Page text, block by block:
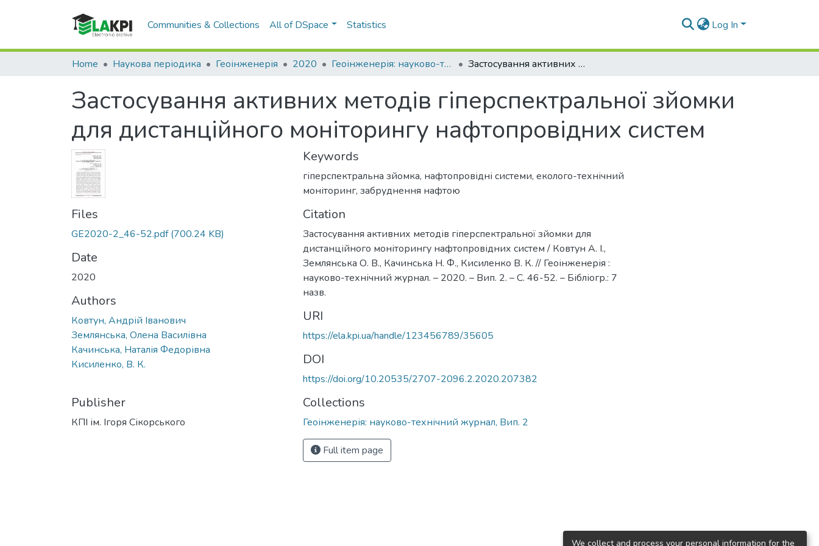
Communities & Collections All of DSpace Statistics Log In
Home Наукова періодика Геоінженерія 2020 Геоінженерія: науково-технічний журнал, Вип. 2 Застосування активних методів гіперспектральної зйомки для дистанційного моніторингу нафтопровідних систем
Застосування активних методів гіперспектральної зйомки
для дистанційного моніторингу нафтопровідних систем
Files
GE2020-2_46-52.pdf(700.24 KB)
Date
2020
Authors
Ковтун, Андрій Іванович
Землянська, Олена Василівна
Качинська, Наталія Федорівна
Кисиленко, В. К.
Publisher
КПІ ім. Ігоря Сікорського
Keywords
гіперспектральна зйомка, нафтопровідні системи, еколого-технічний
моніторинг, забруднення нафтою
Citation
Застосування активних методів гіперспектральної зйомки для
дистанційного моніторингу нафтопровідних систем / Ковтун А. І.,
Землянська О. В., Качинська Н. Ф., Кисиленко В. К. // Геоінженерія :
науково-технічний журнал. – 2020. – Вип. 2. – С. 46-52. – Бібліогр.: 7
назв.
URI
https://ela.kpi.ua/handle/123456789/35605
DOI
https://doi.org/10.20535/2707-2096.2.2020.207382
Collections
Геоінженерія: науково-технічний журнал, Вип. 2
Full item page
We collect and process your personal information for the